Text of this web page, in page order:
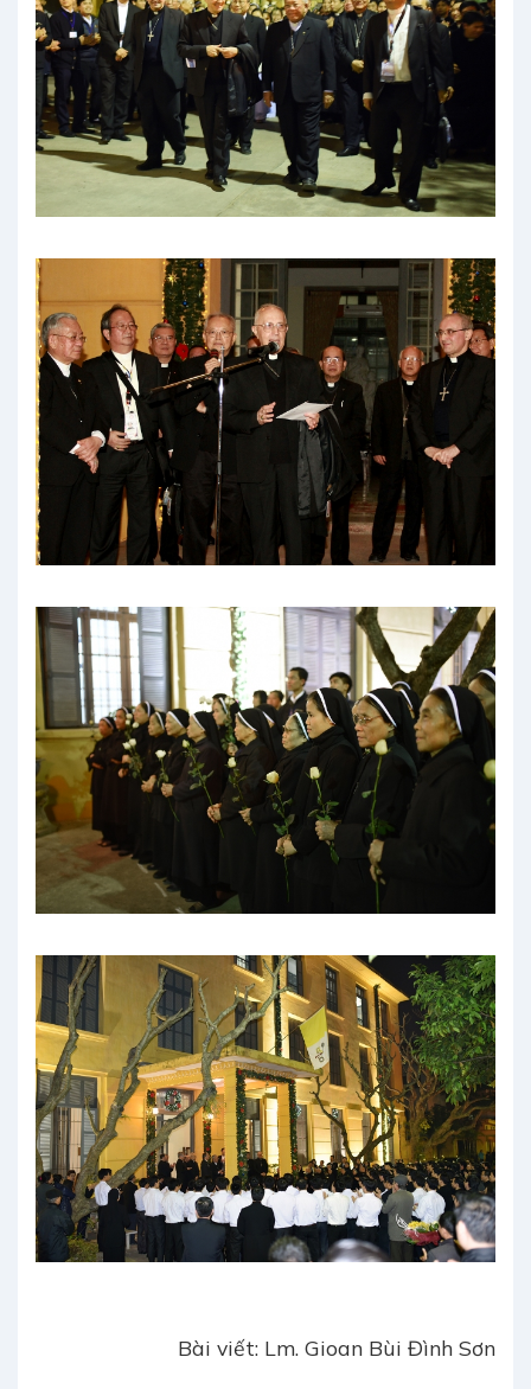
Bài viết: Lm. Gioan Bùi Đình Sơn